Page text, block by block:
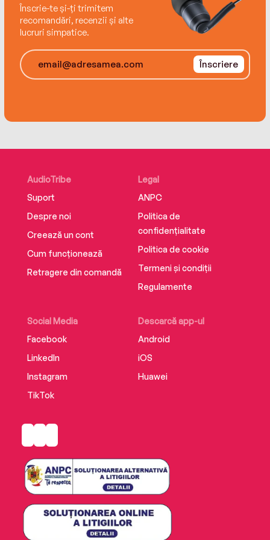
Înscrie-te și-ți trimitem
recomandări, recenzii și alte
lucruri simpatice.
Înscriere
AudioTribe
Suport
Despre noi
Creează un cont
Cum funcționează
Retragere din comandă
Social Media
Facebook
LinkedIn
Instagram
TikTok
Descarcă app-ul
Android
iOS
Huawei
Legal
ANPC
Politica de
confidențialitate
Politica de cookie
Termeni și condiții
Regulamente